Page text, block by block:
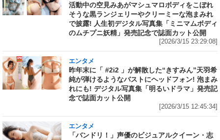
活動中の空見みあがマシュマロボディをこぼれ
そうな黒ランジェリーやクリーミーな泡まみれ
で披露! 人生初デジタル写真集「ミニマムボディ
のムチプニ妖精」発売記念で誌面カット公開
[2026/3/15 23:29:08]
エンタメ
昨年末に「 #2i2 」が解散した“きすみん”天羽希
純が弾けるようなバストにヘッドフォン! 泡まみ
れにも! デジタル写真集「明るいドラマ」発売記
念で誌面カット公開
[2026/3/15 12:45:34]
エンタメ
「バンドリ！」声優のビジュアルクイーン・志